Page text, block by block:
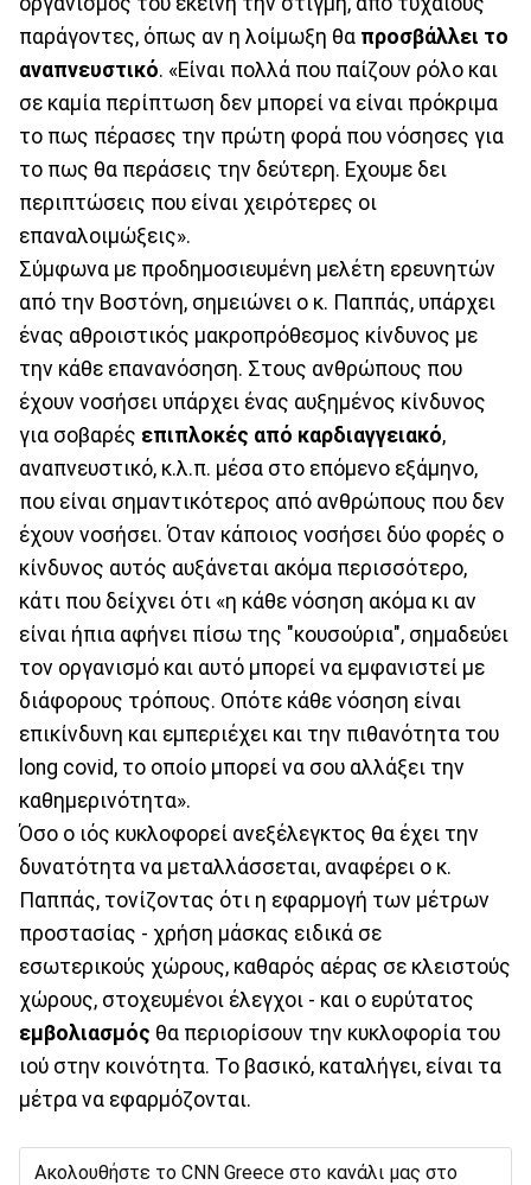
παράγοντες, όπως αν η λοίμωξη θα προσβάλλει το
αναπνευστικό. «Είναι πολλά που παίζουν ρόλο και
σε καμία περίπτωση δεν μπορεί να είναι πρόκριμα
το πως πέρασες την πρώτη φορά που νόσησες για
το πως θα περάσεις την δεύτερη. Εχουμε δει
περιπτώσεις που είναι χειρότερες οι
επαναλοιμώξεις».
Σύμφωνα με προδημοσιευμένη μελέτη ερευνητών
από την Βοστόνη, σημειώνει ο κ. Παππάς, υπάρχει
ένας αθροιστικός μακροπρόθεσμος κίνδυνος με
την κάθε επανανόσηση. Στους ανθρώπους που
έχουν νοσήσει υπάρχει ένας αυξημένος κίνδυνος
για σοβαρές επιπλοκές από καρδιαγγειακό,
αναπνευστικό, κ.λ.π. μέσα στο επόμενο εξάμηνο,
που είναι σημαντικότερος από ανθρώπους που δεν
έχουν νοσήσει. Όταν κάποιος νοσήσει δύο φορές ο
κίνδυνος αυτός αυξάνεται ακόμα περισσότερο,
κάτι που δείχνει ότι «η κάθε νόσηση ακόμα κι αν
είναι ήπια αφήνει πίσω της "κουσούρια", σημαδεύει
τον οργανισμό και αυτό μπορεί να εμφανιστεί με
διάφορους τρόπους. Οπότε κάθε νόσηση είναι
επικίνδυνη και εμπεριέχει και την πιθανότητα του
long covid, το οποίο μπορεί να σου αλλάξει την
καθημερινότητα».
Όσο ο ιός κυκλοφορεί ανεξέλεγκτος θα έχει την
δυνατότητα να μεταλλάσσεται, αναφέρει ο κ.
Παππάς, τονίζοντας ότι η εφαρμογή των μέτρων
προστασίας - χρήση μάσκας ειδικά σε
εσωτερικούς χώρους, καθαρός αέρας σε κλειστούς
χώρους, στοχευμένοι έλεγχοι - και ο ευρύτατος
εμβολιασμός θα περιορίσουν την κυκλοφορία του
ιού στην κοινότητα. Το βασικό, καταλήγει, είναι τα
μέτρα να εφαρμόζονται.
Ακολουθήστε το CNN Greece στο κανάλι μας στο